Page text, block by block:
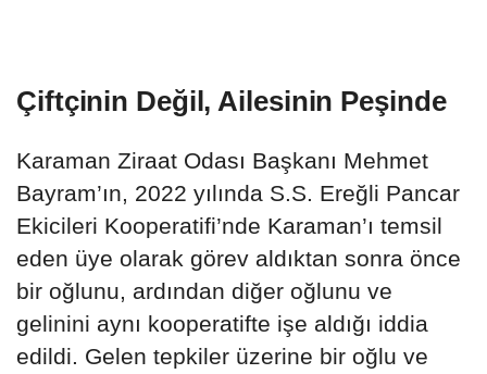
Çiftçinin Değil, Ailesinin Peşinde
Karaman Ziraat Odası Başkanı Mehmet
Bayram’ın, 2022 yılında S.S. Ereğli Pancar
Ekicileri Kooperatifi’nde Karaman’ı temsil
eden üye olarak görev aldıktan sonra önce
bir oğlunu, ardından diğer oğlunu ve
gelinini aynı kooperatifte işe aldığı iddia
edildi. Gelen tepkiler üzerine bir oğlu ve